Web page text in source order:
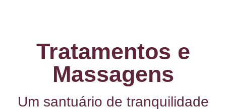
Tratamentos e
Massagens
Um santuário de tranquilidade